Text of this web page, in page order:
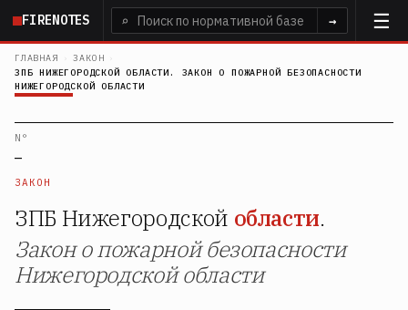
Перейти
основному
содержанию
FIRENOTES ⌕ →
ГЛАВНАЯ › ЗАКОН
›
ЗПБ НИЖЕГОРОДСКОЙ ОБЛАСТИ. ЗАКОН О ПОЖАРНОЙ БЕЗОПАСНОСТИ
НИЖЕГОРОДСКОЙ ОБЛАСТИ
N°
—
ЗАКОН
ЗПБ Нижегородской области.
Закон о пожарной безопасности
Нижегородской области